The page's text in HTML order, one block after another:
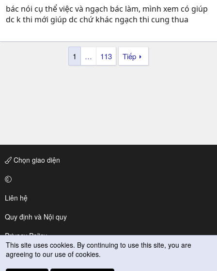
i
o
s
bác nói cụ thể việc và ngạch bác làm, mình xem có giúp
dc k thi mới giúp dc chứ khác ngạch thi cung thua
1 … 113 Tiếp
Chọn giao diện
Liên hệ
Quy định và Nội quy
Privacy Policy
Trợ giúp
This site uses cookies. By continuing to use this site, you are
agreeing to our use of cookies.